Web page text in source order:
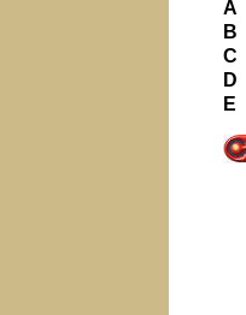
A
B
C
D
E